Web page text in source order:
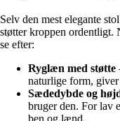
Selv den mest elegante
støtter kroppen
se efter:
Ryglæn med støtte
naturlige form,
Sædedybde og
bruger den. For lav